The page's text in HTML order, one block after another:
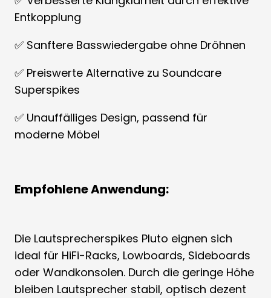
Entkopplung
✅ Sanftere Basswiedergabe ohne Dröhnen
✅ Preiswerte Alternative zu Soundcare
Superspikes
✅ Unauffälliges Design, passend für
moderne Möbel
Empfohlene Anwendung:
Die Lautsprecherspikes Pluto eignen sich
ideal für HiFi-Racks, Lowboards, Sideboards
oder Wandkonsolen. Durch die geringe Höhe
bleiben Lautsprecher stabil, optisch dezent